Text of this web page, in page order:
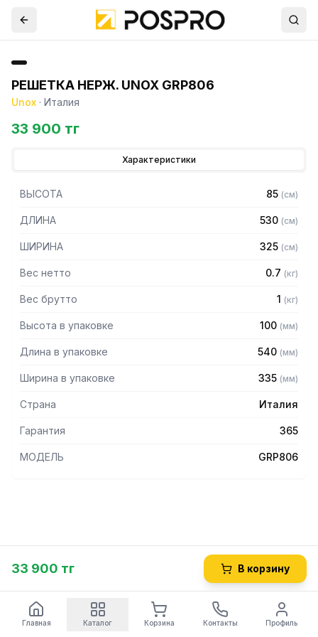
РЕШЕТКА НЕРЖ. UNOX GRP806
Unox · Италия
33 900 тг
Характеристики
ВЫСОТА 85 (см)
ДЛИНА 530 (см)
ШИРИНА 325 (см)
Вес нетто 0.7 (кг)
Вес брутто 1 (кг)
Высота в упаковке 100 (мм)
Длина в упаковке 540 (мм)
Ширина в упаковке 335 (мм)
Страна Италия
Гарантия 365
МОДЕЛЬ GRP806
33 900 тг В корзину
Главная Каталог Корзина Контакты Профиль